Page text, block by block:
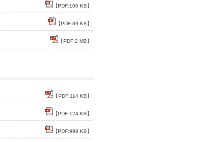
【PDF:100 KB】
【PDF:89 KB】
【PDF:2 MB】
【PDF:114 KB】
【PDF:124 KB】
【PDF:998 KB】